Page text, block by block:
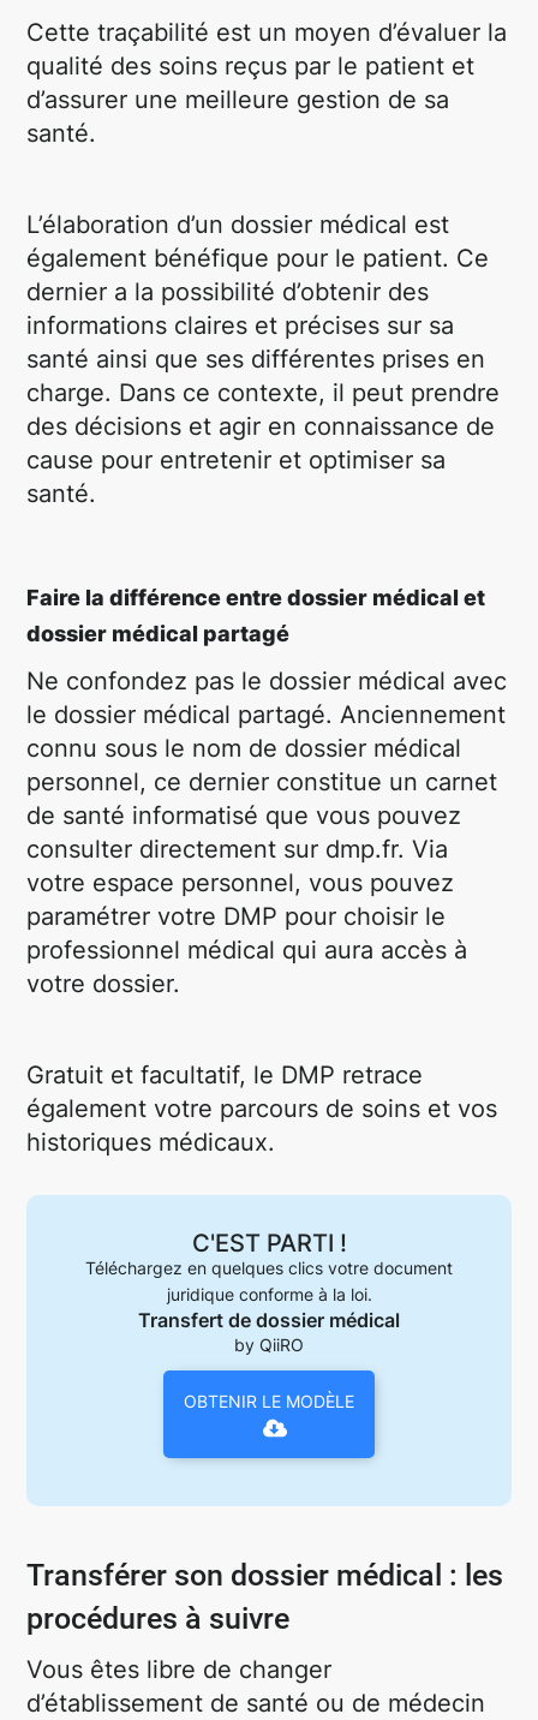
Cette traçabilité est un moyen d’évaluer la
qualité des soins reçus par le patient et
d’assurer une meilleure gestion de sa
santé.
L’élaboration d’un dossier médical est
également bénéfique pour le patient. Ce
dernier a la possibilité d’obtenir des
informations claires et précises sur sa
santé ainsi que ses différentes prises en
charge. Dans ce contexte, il peut prendre
des décisions et agir en connaissance de
cause pour entretenir et optimiser sa
santé.
Faire la différence entre dossier médical et
dossier médical partagé
Ne confondez pas le dossier médical avec
le dossier médical partagé. Anciennement
connu sous le nom de dossier médical
personnel, ce dernier constitue un carnet
de santé informatisé que vous pouvez
consulter directement sur dmp.fr. Via
votre espace personnel, vous pouvez
paramétrer votre DMP pour choisir le
professionnel médical qui aura accès à
votre dossier.
Gratuit et facultatif, le DMP retrace
également votre parcours de soins et vos
historiques médicaux.
C'EST PARTI !
Téléchargez en quelques clics votre document
juridique conforme à la loi.
Transfert de dossier médical
by QiiRO
OBTENIR LE MODÈLE
Transférer son dossier médical : les
procédures à suivre
Vous êtes libre de changer
d’établissement de santé ou de médecin